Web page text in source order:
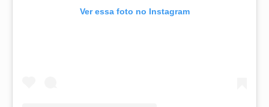
Ver essa foto no Instagram